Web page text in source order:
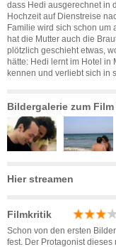
dass Hedi ausgerechnet in
Hochzeit auf Dienstreise
Familie wird sich schon um
hat die Mutter auch die
plötzlich geschieht etwas,
hätte: Hedi lernt im Hotel in
kennen und verliebt sich in
Bildergalerie zum
Hier streamen
Filmkritik
Schon von den ersten
fest. Der Protagonist